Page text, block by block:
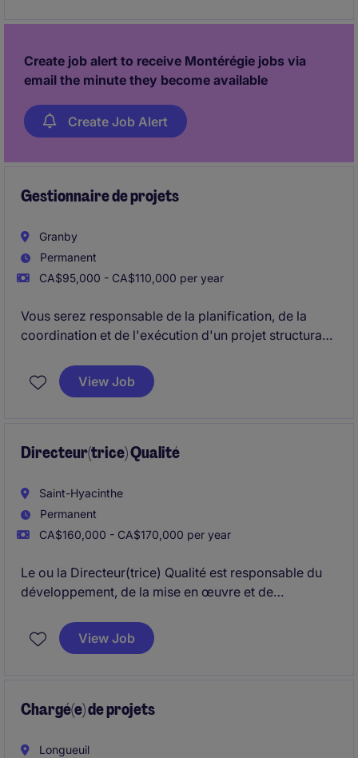
Create job alert to receive Montérégie jobs via
email the minute they become available
Create Job Alert
Gestionnaire de projets
Granby
Permanent
CA$95,000 - CA$110,000 per year
Vous serez responsable de la planification, de la
coordination et de l'exécution d'un projet structurant
améliorer la performance globale des opérations.
View Job
Directeur(trice) Qualité
Saint-Hyacinthe
Permanent
CA$160,000 - CA$170,000 per year
Le ou la Directeur(trice) Qualité est responsable du
développement, de la mise en œuvre et de
qualité.
Ce poste combine leadership d'équipe, gestion de la
de salubrité alimentaire.
View Job
Chargé(e) de projets
Longueuil